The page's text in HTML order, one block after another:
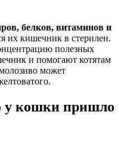
белков, витаминов и
их кишечник в стерилен.
полезных
и помогают котятам
может
у кошки пришло